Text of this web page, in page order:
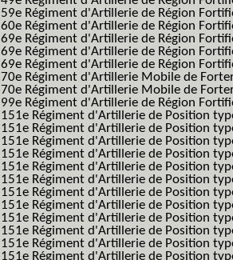
59e Régiment d'Artillerie de Région
60e Régiment d'Artillerie de Région
69e Régiment d'Artillerie de Région
69e Régiment d'Artillerie de Région
69e Régiment d'Artillerie de Région
70e Régiment d'Artillerie Mobile de
70e Régiment d'Artillerie Mobile de
99e Régiment d'Artillerie de Région
151e Régiment d'Artillerie de Position
151e Régiment d'Artillerie de Position
151e Régiment d'Artillerie de Position
151e Régiment d'Artillerie de Position
151e Régiment d'Artillerie de Position
151e Régiment d'Artillerie de Position
151e Régiment d'Artillerie de Position
151e Régiment d'Artillerie de Position
151e Régiment d'Artillerie de Position
151e Régiment d'Artillerie de Position
151e Régiment d'Artillerie de Position
151e Régiment d'Artillerie de Position